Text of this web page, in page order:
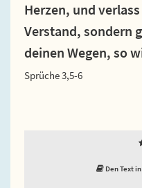
Herzen, und
Verstand, sondern
deinen Wegen, so
Sprüche 3,5-6
Den Text